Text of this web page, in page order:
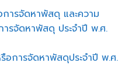
ารจัดหาพัสดุ และความ
รจัดหาพัสดุ ประจำปี พ.ศ.
อการจัดหาพัสดุประจำปี พ.ศ.